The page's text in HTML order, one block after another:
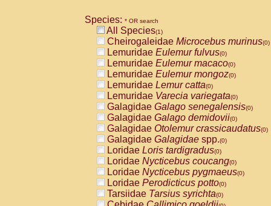
Species: * OR search
All Species(1)
Cheirogaleidae Microcebus murinus(0)
Lemuridae Eulemur fulvus(0)
Lemuridae Eulemur macaco(0)
Lemuridae Eulemur mongoz(0)
Lemuridae Lemur catta(0)
Lemuridae Varecia variegata(0)
Galagidae Galago senegalensis(0)
Galagidae Galago demidovii(0)
Galagidae Otolemur crassicaudatus(0)
Galagidae Galagidae spp.(0)
Loridae Loris tardigradus(0)
Loridae Nycticebus coucang(0)
Loridae Nycticebus pygmaeus(0)
Loridae Perodicticus potto(0)
Tarsiidae Tarsius syrichta(0)